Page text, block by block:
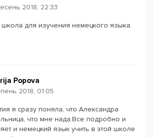
2018, 22:33
для изучения немецкого языка.
Popova
2018, 01:05
я сразу поняла, что Александра
что мне нада.Все подробно и
и немецкий язык учить в этой школе